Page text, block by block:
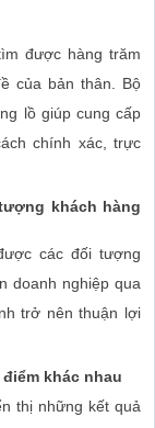
được hàng trăm
của bản thân. Bộ
lồ giúp cung cấp
chính xác, trực
khách hàng
các đối tượng
doanh nghiệp qua
trở nên thuận lợi
khác nhau
thị những kết quả